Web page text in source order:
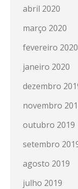
abril 2020
março 2020
fevereiro 2020
janeiro 2020
dezembro
novembro
outubro 2019
setembro
agosto 2019
julho 2019